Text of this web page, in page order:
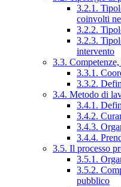
3.2.1.
coinvolti
3.2.2.
3.2.3.
intervento
3.3.
3.3.1.
3.3.2.
3.4. Metodo di
3.4.1.
3.4.2.
3.4.3.
3.4.4.
3.5. Il processo
3.5.1.
3.5.2.
pubblico